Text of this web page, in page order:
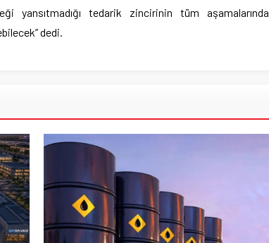
yansıtmadığı tedarik zincirinin tüm aşamalarında
dedi.